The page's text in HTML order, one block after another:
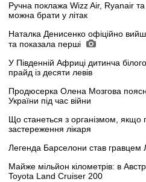
Ручна поклажа Wizz Air, Ryanair
можна брати у літак
Наталка Денисенко офіційно
та показала перші
У Південній Африці дитинча
прайд із десяти левів
Продюсерка Олена Мозгова
України під час війни
Що станеться з організмом,
застереження лікаря
Легенда Барселони став гравцем
Майже мільйон кілометрів: в
Toyota Land Cruiser 200